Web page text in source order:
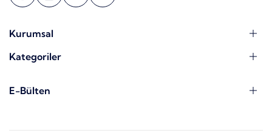
Kurumsal
Kategoriler
E-Bülten